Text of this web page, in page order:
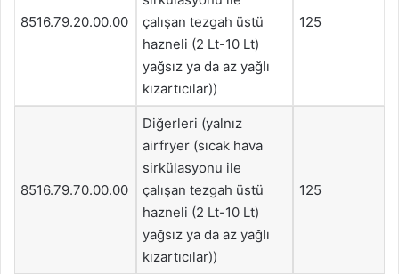
8516.79.20.00.00
çalışan tezgah üstü
hazneli (2 Lt-10 Lt)
yağsız ya da az yağlı
kızartıcılar))
125
8516.79.70.00.00
Diğerleri (yalnız
airfryer (sıcak hava
sirkülasyonu ile
çalışan tezgah üstü
hazneli (2 Lt-10 Lt)
yağsız ya da az yağlı
kızartıcılar))
125